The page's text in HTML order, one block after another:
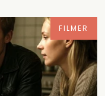
FILMER